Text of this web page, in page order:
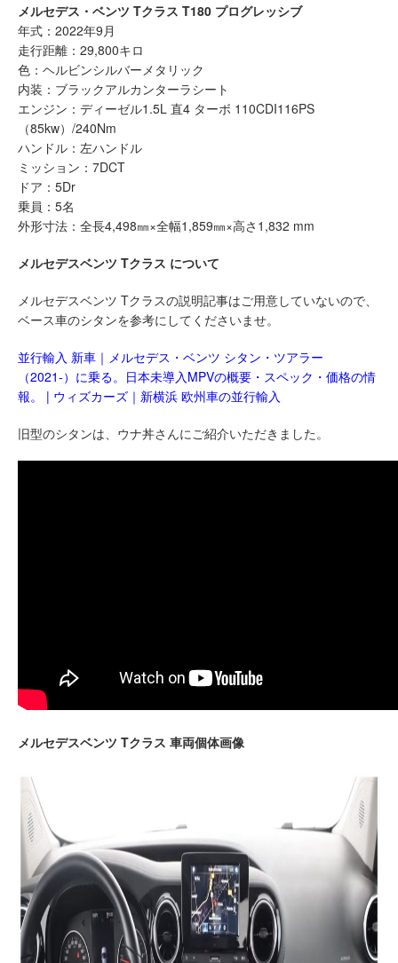
メルセデス・ベンツ Tクラス T180 プログレッシブ
年式：2022年9月
走行距離：29,800キロ
色：ヘルビンシルバーメタリック
内装：ブラックアルカンターラシート
エンジン：ディーゼル1.5L 直4 ターボ 110CDI116PS
（85kw）/240Nm
ハンドル：左ハンドル
ミッション：7DCT
ドア：5Dr
乗員：5名
外形寸法：全長4,498㎜×全幅1,859㎜×高さ1,832 mm
メルセデスベンツ Tクラス について
メルセデスベンツ Tクラスの説明記事はご用意していないので、
ベース車のシタンを参考にしてくださいませ。
並行輸入 新車｜メルセデス・ベンツ シタン・ツアラー
（2021-）に乗る。日本未導入MPVの概要・スペック・価格の情
報。 | ウィズカーズ｜新横浜 欧州車の並行輸入
旧型のシタンは、ウナ丼さんにご紹介いただきました。
メルセデスベンツ Tクラス 車両個体画像